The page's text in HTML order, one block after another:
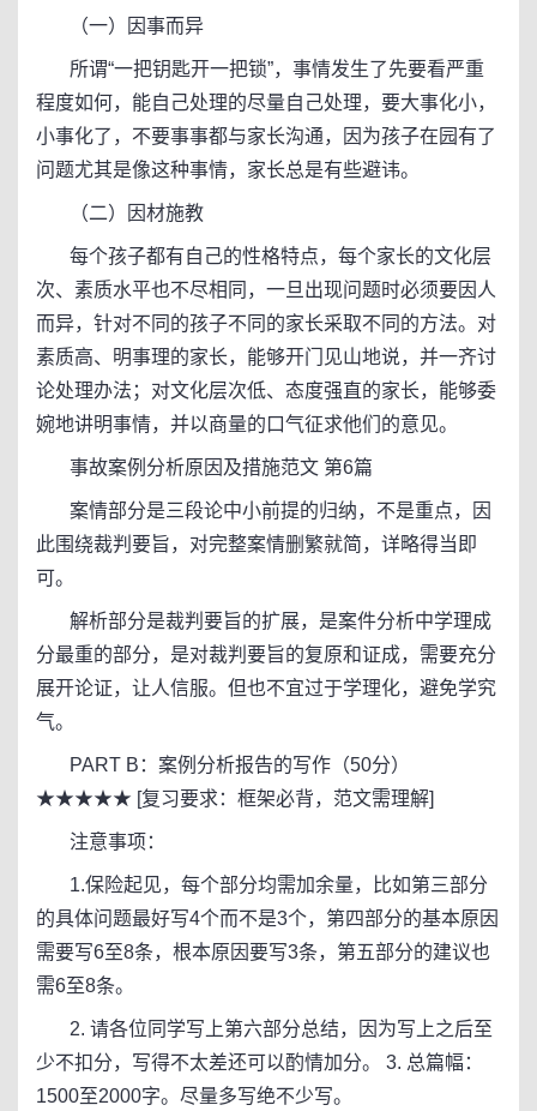
（一）因事而异
所谓“一把钥匙开一把锁”，事情发生了先要看严重
程度如何，能自己处理的尽量自己处理，要大事化小，
小事化了，不要事事都与家长沟通，因为孩子在园有了
问题尤其是像这种事情，家长总是有些避讳。
（二）因材施教
每个孩子都有自己的性格特点，每个家长的文化层
次、素质水平也不尽相同，一旦出现问题时必须要因人
而异，针对不同的孩子不同的家长采取不同的方法。对
素质高、明事理的家长，能够开门见山地说，并一齐讨
论处理办法；对文化层次低、态度强直的家长，能够委
婉地讲明事情，并以商量的口气征求他们的意见。
事故案例分析原因及措施范文 第6篇
案情部分是三段论中小前提的归纳，不是重点，因
此围绕裁判要旨，对完整案情删繁就简，详略得当即
可。
解析部分是裁判要旨的扩展，是案件分析中学理成
分最重的部分，是对裁判要旨的复原和证成，需要充分
展开论证，让人信服。但也不宜过于学理化，避免学究
气。
PART B：案例分析报告的写作（50分）
★★★★★ [复习要求：框架必背，范文需理解]
注意事项：
1.保险起见，每个部分均需加余量，比如第三部分
的具体问题最好写4个而不是3个，第四部分的基本原因
需要写6至8条，根本原因要写3条，第五部分的建议也
需6至8条。
2. 请各位同学写上第六部分总结，因为写上之后至
少不扣分，写得不太差还可以酌情加分。 3. 总篇幅：
1500至2000字。尽量多写绝不少写。